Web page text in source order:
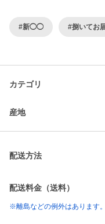
#新◯◯ #捌いてお
カテゴリ
産地
配送方法
配送料金（送料）
※離島などの例外はあります